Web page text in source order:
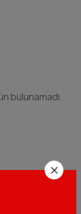
bulunamadı.